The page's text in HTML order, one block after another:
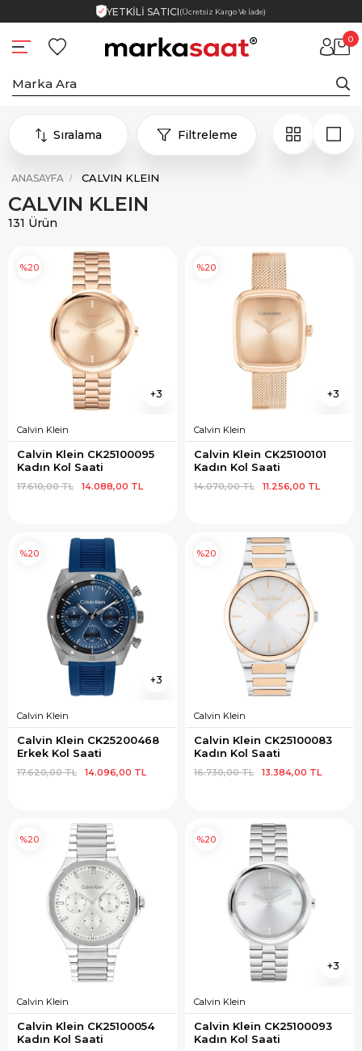
YETKİLİ SATICI(Ücretsiz Kargo Ve İade)
0
Filtreleme
Sıralama
ANASAYFA CALVIN KLEIN
CALVIN KLEIN
131 Ürün
3
Calvin Klein
Calvin Klein CK25100095
Kadın Kol Saati
14.088,00 TL
17.610,00 TL
%20
3
Calvin Klein
Calvin Klein CK25100101
Kadın Kol Saati
11.256,00 TL
14.070,00 TL
%20
3
Calvin Klein
Calvin Klein CK25200468
Erkek Kol Saati
14.096,00 TL
17.620,00 TL
%20
Calvin Klein
Calvin Klein CK25100083
Kadın Kol Saati
13.384,00 TL
16.730,00 TL
%20
Calvin Klein
Calvin Klein CK25100054
Kadın Kol Saati
%20
3
Calvin Klein
Calvin Klein CK25100093
Kadın Kol Saati
%20